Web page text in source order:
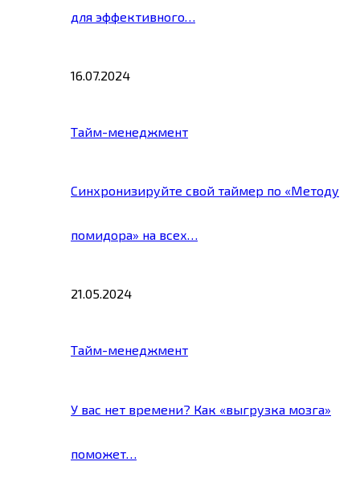
для эффективного…
16.07.2024
Тайм-менеджмент
Синхронизируйте свой таймер по «Методу
помидора» на всех…
21.05.2024
Тайм-менеджмент
У вас нет времени? Как «выгрузка мозга»
поможет…